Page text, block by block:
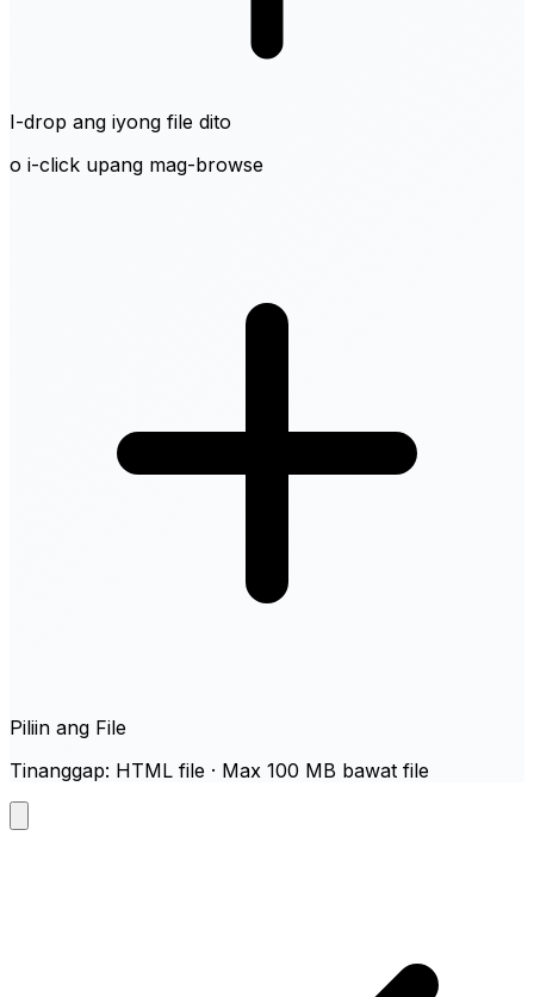
I-drop ang iyong file dito
o i-click upang mag-browse
Piliin ang File
Tinanggap: HTML file · Max 100 MB bawat file